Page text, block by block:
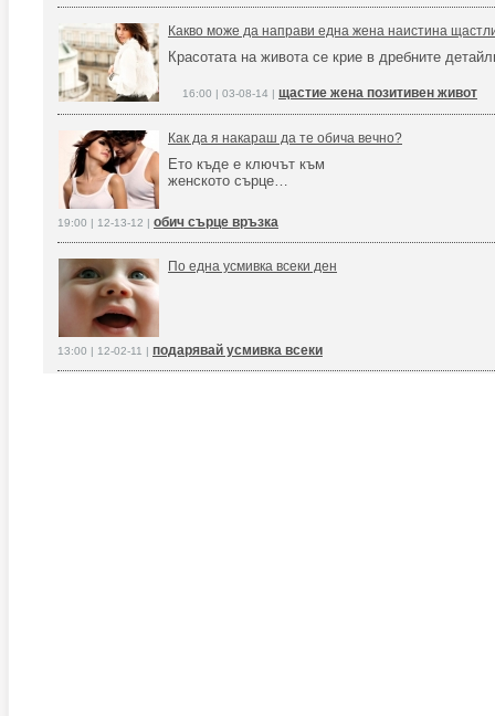
Какво може да направи една жена наистина
Красотата на живота се крие в дребните
16:00 | 03-08-14 | щастие жена позитивен живот
Как да я накараш да те обича вечно?
Ето къде е ключът към
женското сърце…
19:00 | 12-13-12 | обич сърце връзка
По една усмивка всеки ден
13:00 | 12-02-11 | подарявай усмивка всеки